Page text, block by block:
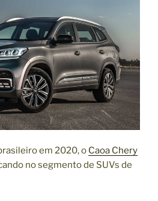
em 2020, o Caoa Chery
no segmento de SUVs de